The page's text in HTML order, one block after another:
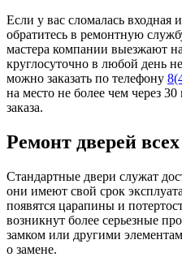
Если у вас сломалась входная
обратитесь в ремонтную
мастера компании выезжают
круглосуточно в любой день
можно заказать по телефону
на место не более чем через
заказа.
Ремонт дверей
Стандартные двери служат
они имеют свой срок
появятся царапины и
возникнут более серьезные
замком или другими
о замене.